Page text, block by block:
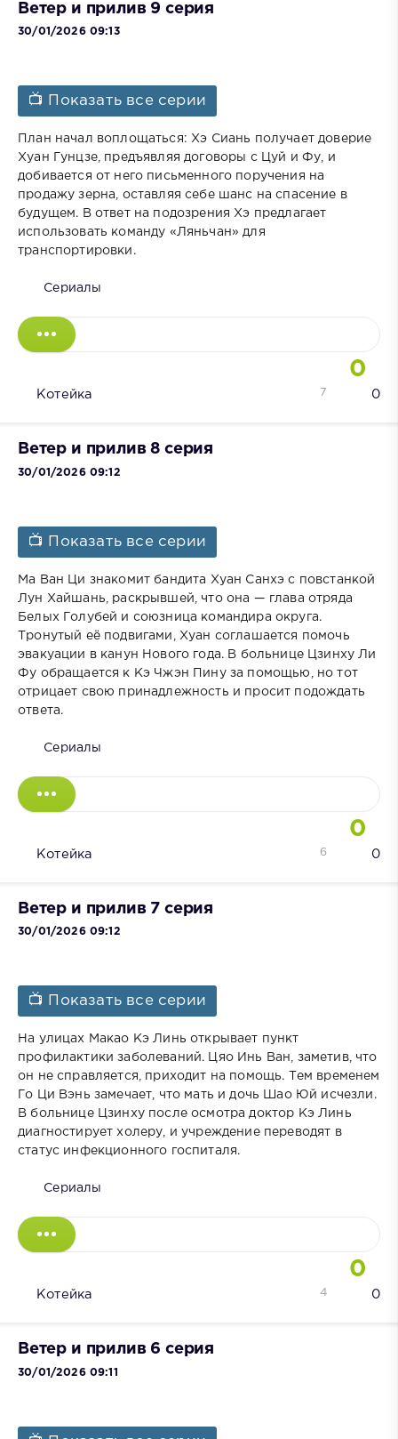
Ветер и прилив 9 серия
30/01/2026 09:13
📺 Показать все серии
План начал воплощаться: Хэ Сиань получает доверие
Хуан Гунцзе, предъявляя договоры с Цуй и Фу, и
добивается от него письменного поручения на
продажу зерна, оставляя себе шанс на спасение в
будущем. В ответ на подозрения Хэ предлагает
использовать команду «Ляньчан» для
транспортировки.
Сериалы
0
Котейка 0
7
Ветер и прилив 8 серия
30/01/2026 09:12
📺 Показать все серии
Ма Ван Ци знакомит бандита Хуан Санхэ с повстанкой
Лун Хайшань, раскрывшей, что она — глава отряда
Белых Голубей и союзница командира округа.
Тронутый её подвигами, Хуан соглашается помочь
эвакуации в канун Нового года. В больнице Цзинху Ли
Фу обращается к Кэ Чжэн Пину за помощью, но тот
отрицает свою принадлежность и просит подождать
ответа.
Сериалы
0
Котейка 0
6
Ветер и прилив 7 серия
30/01/2026 09:12
📺 Показать все серии
На улицах Макао Кэ Линь открывает пункт
профилактики заболеваний. Цяо Инь Ван, заметив, что
он не справляется, приходит на помощь. Тем временем
Го Ци Вэнь замечает, что мать и дочь Шао Юй исчезли.
В больнице Цзинху после осмотра доктор Кэ Линь
диагностирует холеру, и учреждение переводят в
статус инфекционного госпиталя.
Сериалы
0
Котейка 0
4
Ветер и прилив 6 серия
30/01/2026 09:11